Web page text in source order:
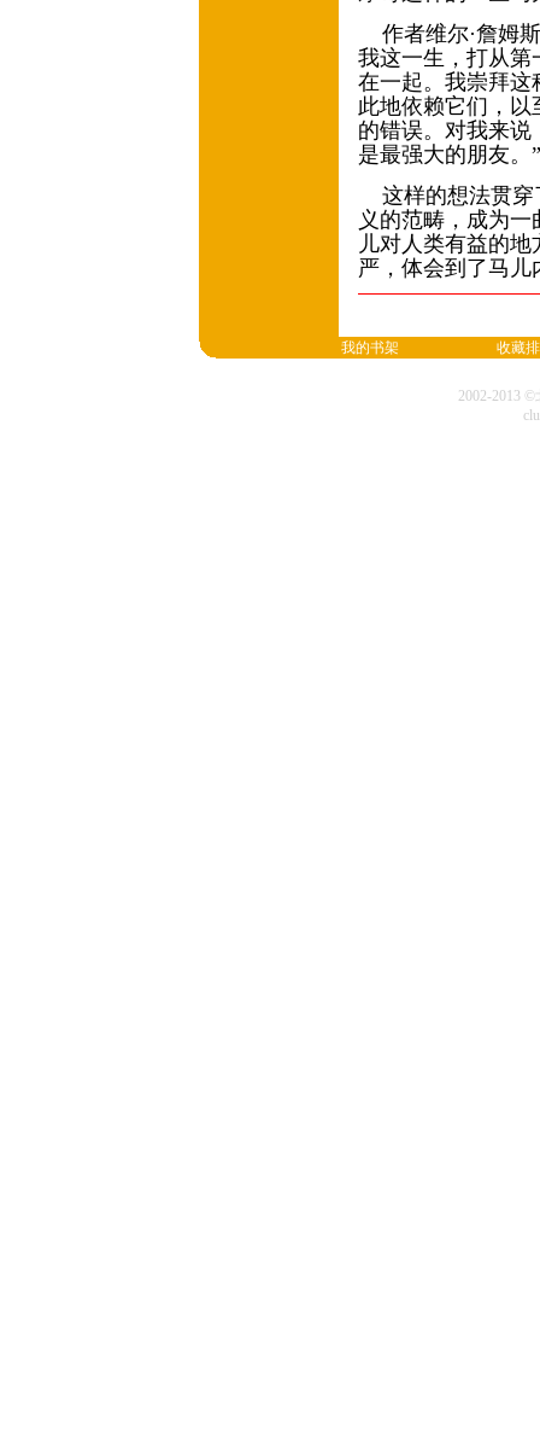
作者维尔·詹姆
我这一生，打从第
在一起。我崇拜这
此地依赖它们，
的错误。对我来
是最强大的朋友。”
这样的想法贯穿
义的范畴，成为
儿对人类有益的
严，体会到了马
我的书架 收藏
2002-2013